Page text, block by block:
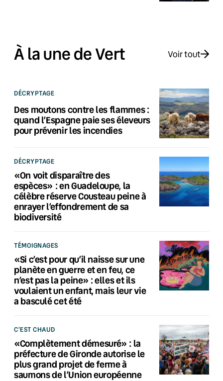
À la une de Vert Voir tout
DÉCRYPTAGE
Des moutons contre les flammes :
quand l’Espagne paie ses éleveurs
pour prévenir les incendies
DÉCRYPTAGE
«On voit disparaître des
espèces» : en Guadeloupe, la
célèbre réserve Cousteau peine à
enrayer l’effondrement de sa
biodiversité
TÉMOIGNAGES
«Si c’est pour qu’il naisse sur une
planète en guerre et en feu, ce
n’est pas la peine» : elles et ils
voulaient un enfant, mais leur vie
a basculé cet été
C'EST CHAUD
«Complètement démesuré» : la
préfecture de Gironde autorise le
plus grand projet de ferme à
saumons de l’Union européenne